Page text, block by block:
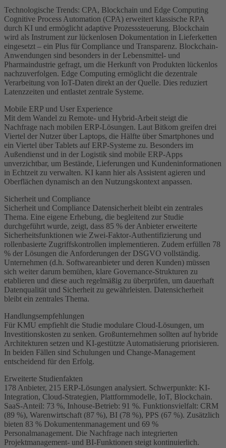
Technologische Trends: CPA, Blockchain und Edge Computing
Cognitive Process Automation (CPA) erweitert klassische RPA
durch KI und ermöglicht adaptive Prozesssteuerung. Blockchain
wird als Instrument zur lückenlosen Dokumentation in Lieferketten
eingesetzt – ein Plus für Compliance und Transparenz. Blockchain-
Anwendungen sind besonders in der Lebensmittel- und
Pharmaindustrie gefragt, um die Herkunft von Produkten lückenlos
nachzuverfolgen. Edge Computing ermöglicht die dezentrale
Verarbeitung von IoT-Daten direkt an der Quelle. Dies reduziert
Latenzzeiten und entlastet zentrale Systeme.
Mobile ERP und User Experience
Mit dem Wandel zu Remote- und Hybrid-Arbeit steigt die
Nachfrage nach mobilen ERP-Lösungen. Laut Bitkom greifen drei
Viertel der Nutzer über Laptops, die Hälfte über Smartphones und
ein Viertel über Tablets auf ERP-Systeme zu. Besonders im
Außendienst und in der Logistik sind mobile ERP-Apps
unverzichtbar, um Bestände, Lieferungen und Kundeninformationen
in Echtzeit zu verwalten. KI kann hier als Assistent agieren und
Oberflächen dynamisch an den Nutzungskontext anpassen.
Sicherheit und Compliance
Sicherheit und Compliance Datensicherheit bleibt ein zentrales
Thema. Eine eigene Erhebung, die begleitend zur Studie
durchgeführt wurde, zeigt, dass 85 % der Anbieter erweiterte
Sicherheitsfunktionen wie Zwei-Faktor-Authentifizierung und
rollenbasierte Zugriffskontrollen implementieren. Zudem erfüllen 78
% der Lösungen die Anforderungen der DSGVO vollständig.
Unternehmen (d.h. Softwareanbieter und deren Kunden) müssen
sich weiter darum bemühen, klare Governance-Strukturen zu
etablieren und diese auch regelmäßig zu überprüfen, um dauerhaft
Datenqualität und Sicherheit zu gewährleisten. Datensicherheit
bleibt ein zentrales Thema.
Handlungsempfehlungen
Für KMU empfiehlt die Studie modulare Cloud-Lösungen, um
Investitionskosten zu senken. Großunternehmen sollten auf hybride
Architekturen setzen und KI-gestützte Automatisierung priorisieren.
In beiden Fällen sind Schulungen und Change-Management
entscheidend für den Erfolg.
Erweiterte Studienfakten
178 Anbieter, 215 ERP-Lösungen analysiert. Schwerpunkte: KI-
Integration, Cloud-Strategien, Plattformmodelle, IoT, Blockchain.
SaaS-Anteil: 73 %, Inhouse-Betrieb: 91 %. Funktionsvielfalt: CRM
(89 %), Warenwirtschaft (87 %), BI (78 %), PPS (67 %). Zusätzlich
bieten 83 % Dokumentenmanagement und 69 %
Personalmanagement. Die Nachfrage nach integrierten
Projektmanagement- und BI-Funktionen steigt kontinuierlich.